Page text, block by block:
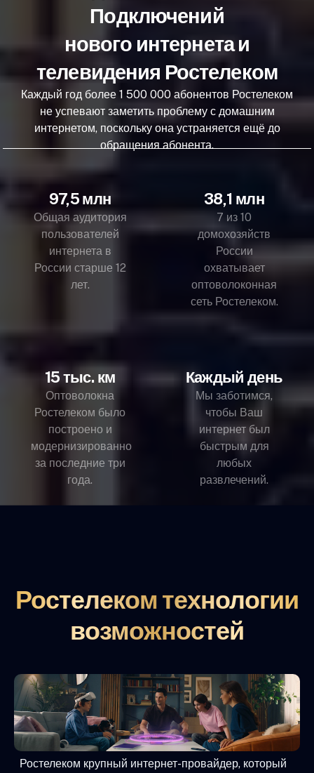
Подключений
нового интернета и
телевидения Ростелеком
Каждый год более 1 500 000 абонентов Ростелеком
не успевают заметить проблему с домашним
интернетом, поскольку она устраняется ещё до
обращения абонента.
97,5 млн
Общая аудитория
пользователей
интернета в
России старше 12
лет.
38,1 млн
7 из 10
домохозяйств
России
охватывает
оптоволоконная
сеть Ростелеком.
15 тыс. км
Оптоволокна
Ростелеком было
построено и
модернизированно
за последние три
года.
Каждый день
Мы заботимся,
чтобы Ваш
интернет был
быстрым для
любых
развлечений.
Ростелеком технологии
возможностей
Ростелеком крупный интернет-провайдер, который